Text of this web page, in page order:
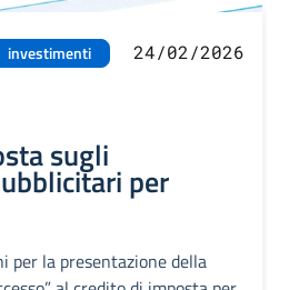
investimenti
24/02/2026
sugli
per
per la presentazione della